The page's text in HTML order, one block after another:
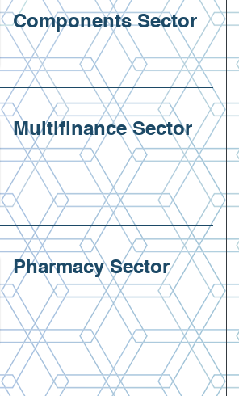
Components Sector
Multifinance Sector
Pharmacy Sector